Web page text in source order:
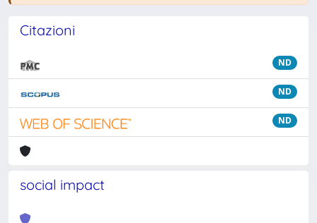
Citazioni
ND
ND
ND
social impact